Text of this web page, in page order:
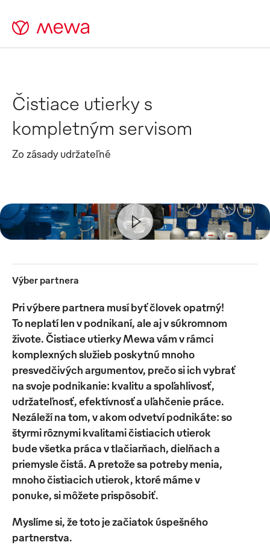
Čistiace utierky s
kompletným servisom
Zo zásady udržateľné
Výber partnera
Pri výbere partnera musí byť človek opatrný!
To neplatí len v podnikaní, ale aj v súkromnom
živote. Čistiace utierky Mewa vám v rámci
komplexných služieb poskytnú mnoho
presvedčivých argumentov, prečo si ich vybrať
na svoje podnikanie: kvalitu a spoľahlivosť,
udržateľnosť, efektívnosť a uľahčenie práce.
Nezáleží na tom, v akom odvetví podnikáte: so
štyrmi rôznymi kvalitami čistiacich utierok
bude všetka práca v tlačiarňach, dielňach a
priemysle čistá. A pretože sa potreby menia,
mnoho čistiacich utierok, ktoré máme v
ponuke, si môžete prispôsobiť.
Myslíme si, že toto je začiatok úspešného
partnerstva.